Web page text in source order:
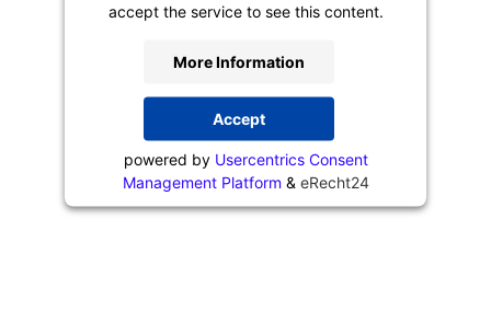
accept the service to see this content.
More Information
Accept
powered by Usercentrics Consent
Management Platform & eRecht24